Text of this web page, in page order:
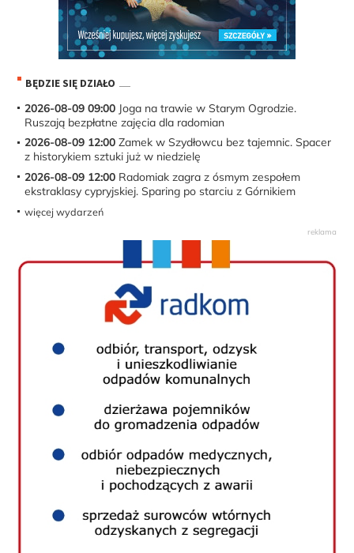
BĘDZIE SIĘ DZIAŁO
2026-08-09 09:00 Joga na trawie w Starym Ogrodzie.
Ruszają bezpłatne zajęcia dla radomian
2026-08-09 12:00 Zamek w Szydłowcu bez tajemnic. Spacer
z historykiem sztuki już w niedzielę
2026-08-09 12:00 Radomiak zagra z ósmym zespołem
ekstraklasy cypryjskiej. Sparing po starciu z Górnikiem
więcej wydarzeń